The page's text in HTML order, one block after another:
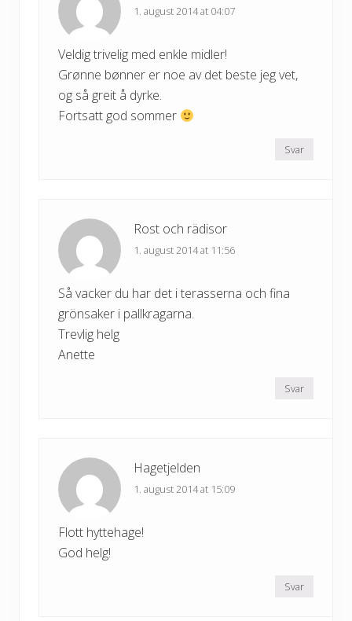
1. august 2014 at 04:07
Veldig trivelig med enkle midler!
Grønne bønner er noe av det beste jeg vet,
og så greit å dyrke.
Fortsatt god sommer
Svar
Rost och rädisor
1. august 2014 at 11:56
Så vacker du har det i terasserna och fina
grönsaker i pallkragarna.
Trevlig helg
Anette
Svar
Hagetjelden
1. august 2014 at 15:09
Flott hyttehage!
God helg!
Svar